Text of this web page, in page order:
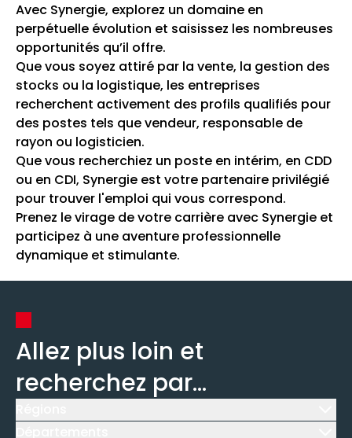
Avec Synergie, explorez un domaine en
perpétuelle évolution et saisissez les nombreuses
opportunités qu’il offre.
Que vous soyez attiré par la vente, la gestion des
stocks ou la logistique, les entreprises
recherchent activement des profils qualifiés pour
des postes tels que vendeur, responsable de
rayon ou logisticien.
Que vous recherchiez un poste en intérim, en CDD
ou en CDI, Synergie est votre partenaire privilégié
pour trouver l'emploi qui vous correspond.
Prenez le virage de votre carrière avec Synergie et
participez à une aventure professionnelle
dynamique et stimulante.
Allez plus loin et
recherchez par...